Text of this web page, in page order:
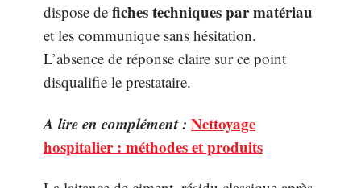
dispose de fiches techniques par matériau
et les communique sans hésitation.
L’absence de réponse claire sur ce point
disqualifie le prestataire.
A lire en complément : Nettoyage
hospitalier : méthodes et produits